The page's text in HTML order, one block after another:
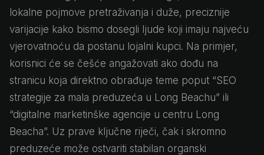
lokalne pojmove pretraživanja i duže, preciznije
varijacije kako bismo dosegli ljude koji imaju najveću
vjerovatnoću da postanu lojalni kupci. Na primjer,
korisnici će se češće angažovati ako dođu na
stranicu koja direktno obrađuje teme poput “SEO
strategije za mala preduzeća u Long Beachu” ili
“digitalne marketinške agencije u centru Long
Beacha”. Uz prave ključne riječi, čak i skromno
preduzeće može ostvariti stabilan organski